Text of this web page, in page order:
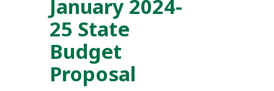
January 2024-
25 State
Budget
Proposal